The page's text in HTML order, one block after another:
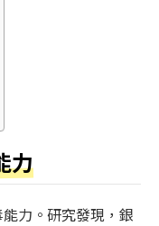
力
力。研究發現，銀